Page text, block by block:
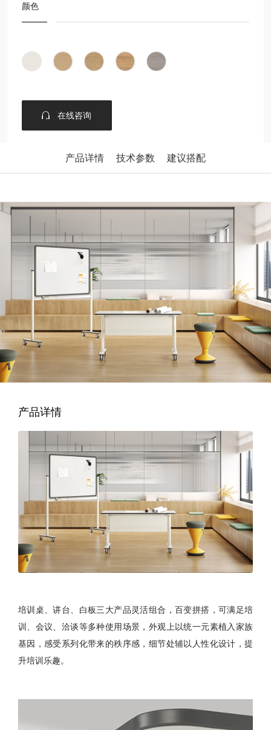
颜色
在线咨询
产品详情 技术参数 建议搭配
产品详情
培训桌、讲台、白板三大产品灵活组合，百变拼搭，可满足培
训、会议、洽谈等多种使用场景，外观上以统一元素植入家族
基因，感受系列化带来的秩序感，细节处辅以人性化设计，提
升培训乐趣。